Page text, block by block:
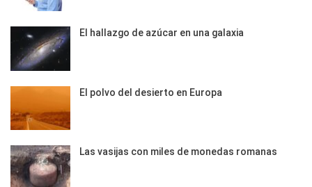
El hallazgo de azúcar en una galaxia
El polvo del desierto en Europa
Las vasijas con miles de monedas romanas